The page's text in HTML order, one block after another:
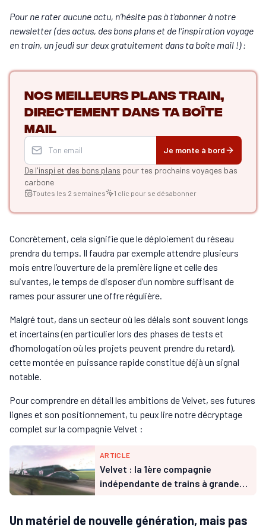
Pour ne rater aucune actu, n’hésite pas à t’abonner à notre
newsletter (des actus, des bons plans et de l’inspiration voyage
en train, un jeudi sur deux gratuitement dans ta boîte mail !) :
Nos meilleurs plans train,
directement dans ta boîte
mail
Je monte à bord
De l'inspi et des bons plans pour tes prochains voyages bas
carbone
Toutes les 2 semaines 1 clic pour se désabonner
Concrètement, cela signifie que le déploiement du réseau
prendra du temps. Il faudra par exemple attendre plusieurs
mois entre l’ouverture de la première ligne et celle des
suivantes, le temps de disposer d’un nombre suffisant de
rames pour assurer une offre régulière.
Malgré tout, dans un secteur où les délais sont souvent longs
et incertains (en particulier lors des phases de tests et
d’homologation où les projets peuvent prendre du retard),
cette montée en puissance rapide constitue déjà un signal
notable.
Pour comprendre en détail les ambitions de Velvet, ses futures
lignes et son positionnement, tu peux lire notre décryptage
complet sur la compagnie Velvet :
ARTICLE
Velvet : la 1ère compagnie
indépendante de trains à grande
Un matériel de nouvelle génération, mais pas